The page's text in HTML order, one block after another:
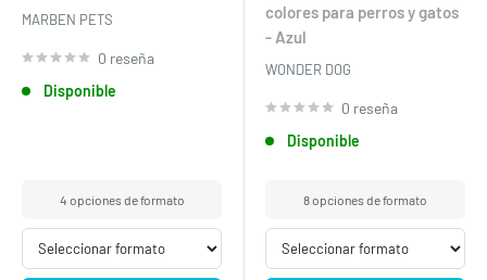
MARBEN PETS
0 reseña
Disponible
4 opciones de formato
colores para perros y gatos
- Azul
WONDER DOG
0 reseña
Disponible
8 opciones de formato